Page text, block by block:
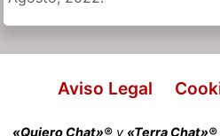
Aviso Legal
«Quiero Chat»®y «Terra Chat»®